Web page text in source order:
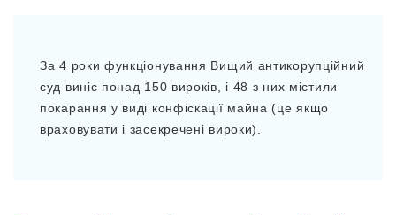
За 4 роки функціонування Вищий антикорупційний
суд виніс понад 150 вироків, і 48 з них містили
покарання у виді конфіскації майна (це якщо
враховувати і засекречені вироки).